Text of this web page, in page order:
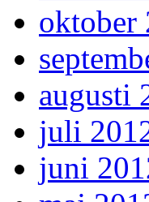
oktober
augusti
juli
juni